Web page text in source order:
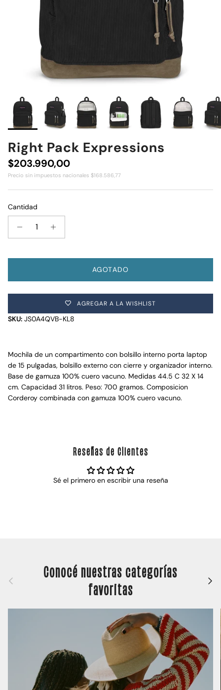
Right Pack Expressions
Precio normal
$203.990,00
Precio sin impuestos nacionales $168.586,77
Cantidad
AGOTADO
AGREGAR A LA WISHLIST
SKU: JS0A4QVB-KL8
Mochila de un compartimento con bolsillo interno porta laptop
de 15 pulgadas, bolsillo externo con cierre y organizador interno.
Base de gamuza 100% cuero vacuno. Medidas 44.5 C 32 X 14
cm. Capacidad 31 litros. Peso: 700 gramos. Composicion
Corderoy combinada con gamuza 100% cuero vacuno.
Reseñas de Clientes
Sé el primero en escribir una reseña
Anterior Conocé nuestras categorías
favoritas